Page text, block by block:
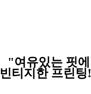
"여유있는 핏에
빈티지한 프린팅!